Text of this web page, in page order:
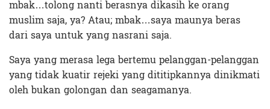
mbak…tolong nanti berasnya dikasih ke orang
muslim saja, ya? Atau; mbak…saya maunya beras
dari saya untuk yang nasrani saja.
Saya yang merasa lega bertemu pelanggan-pelanggan
yang tidak kuatir rejeki yang dititipkannya dinikmati
oleh bukan golongan dan seagamanya.